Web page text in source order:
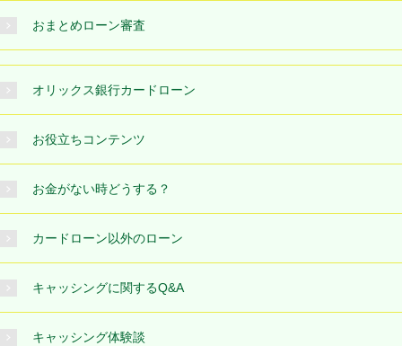
おまとめローン審査
オリックス銀行カードローン
お役立ちコンテンツ
お金がない時どうする？
カードローン以外のローン
キャッシングに関するQ&A
キャッシング体験談